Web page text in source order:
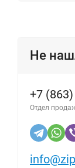
Не
+7
Отдел